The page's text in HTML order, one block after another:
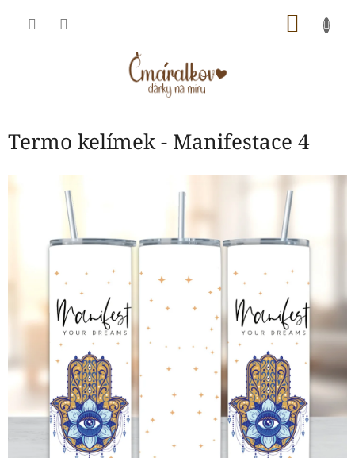
Termo kelímek - Manifestace 4